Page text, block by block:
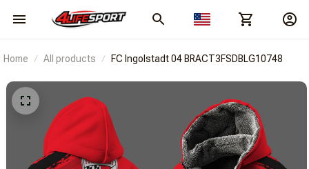
Home All products FC Ingolstadt 04 BRACT3FSDBLG10748